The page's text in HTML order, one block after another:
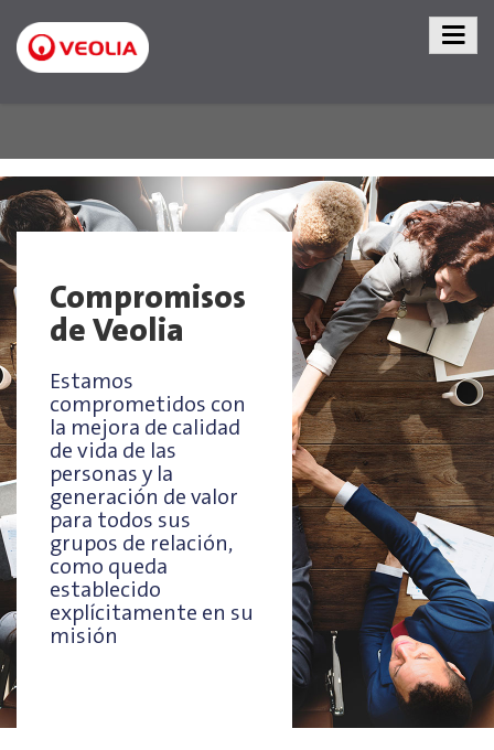
Compromisos
de Veolia
Estamos
comprometidos con
la mejora de calidad
de vida de las
personas y la
generación de valor
para todos sus
grupos de relación,
como queda
establecido
explícitamente en su
misión